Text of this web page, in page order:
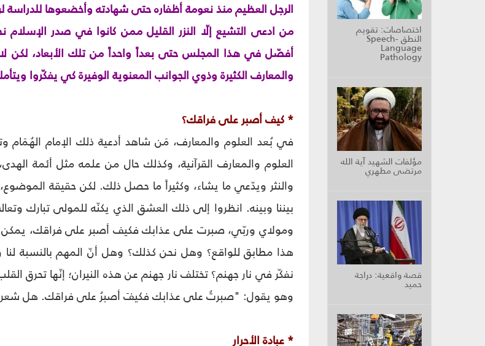
اختصاصات: تقويم
النطق Speech-
Language
Pathology
مؤلفات الشهيد آية الله
مرتضى مطهري
قصة واقعية: دراجة
حميد
الرجل العظيم منذ نعومة أظفاره حتى شهادته وأخضعوها للدراسة
من ادعى التشيع إلّا النزر القليل ممن كانوا في صدر
أفصّل في هذا المجلس حتى بعداً واحداً من تلك الأبعاد، لكن
والمعارف الكثيرة وذوي الجوانب المعنوية الوفيرة كي يفكّروا
* كيف أصبر على فراقك؟
في بُعد العلوم والمعارف، مَن شاهد أدعية ذلك الإمام الهُمَام
العلوم والمعارف القرآنية، وكذلك حال من علمه مثل أئمة
والنثر ويدّعي ما يشاء، وكثيراً ما حصل ذلك. لكن حقيقة
بيننا وبينه. انظروا إلى ذلك العشق الذي يكنّه للمولى
ومولاي وربّي، صبرت على عذابك فكيف أصبر على فراقك،
هذا مطابق للواقع؟ وهل نحن كذلك؟ وهل أنّ المهم بالنسبة لنا
نفكّر في نار جهنم؟ تختلف نار جهنم عن هذه النيران؛ إنّها تحرق
وهو يقول: "صبرتُ على عذابك فكيفَ أصبرُ على فراقك. هل شعر
* عبادة الأحرار